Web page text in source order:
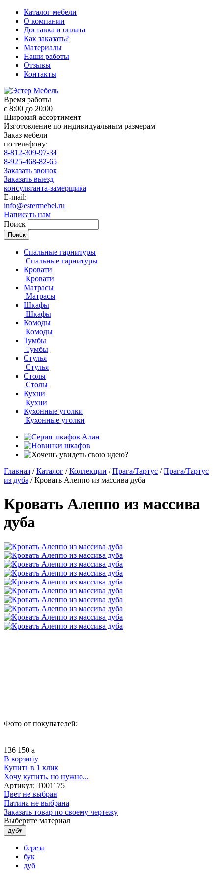
Каталог мебели
О компании
Доставка и оплата
Как заказать?
Материалы
Наши работы
Отзывы
Контакты
Время работы
с 8:00 до 20:00
Широкий ассортимент
Изготовление по индивидуальным размерам
Заказ мебели
по телефону:
8-812-309-97-34
8-925-468-82-65
Заказать звонок
Заказать выезд
консультанта-замерщика
E-mail:
info@estermebel.ru
Написать нам
Поиск
Спальные гарнитуры
Спальные гарнитуры
Кровати
Кровати
Матрасы
Матрасы
Шкафы
Шкафы
Комоды
Комоды
Тумбы
Тумбы
Стулья
Стулья
Столы
Столы
Кухни
Кухни
Кухонные уголки
Кухонные уголки
Главная / Каталог / Коллекции / Прага/Тартус / Прага/Тартус
из дуба / Кровать Алеппо из массива дуба
Кровать Алеппо из массива
дуба
Фото от покупателей:
136 150 a
В корзину
Купить в 1 клик
Хочу купить, но нужно...
Артикул: Т001175
Цвет не выбран
Патина не выбрана
Заказать товар по своему чертежу
Выберите материал
дуб▾
береза
бук
дуб